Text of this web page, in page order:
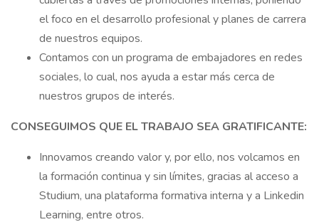
el foco en el desarrollo profesional y planes de carrera
de nuestros equipos.
Contamos con un programa de embajadores en redes
sociales, lo cual, nos ayuda a estar más cerca de
nuestros grupos de interés.
CONSEGUIMOS QUE EL TRABAJO SEA GRATIFICANTE:
Innovamos creando valor y, por ello, nos volcamos en
la formación continua y sin límites, gracias al acceso a
Studium, una plataforma formativa interna y a Linkedin
Learning, entre otros.